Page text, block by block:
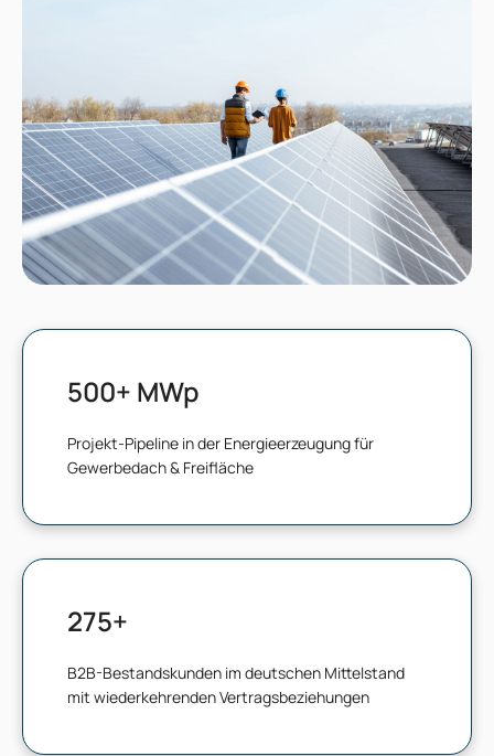
500+ MWp
Projekt-Pipeline in der Energieerzeugung für
Gewerbedach & Freifläche
275+
B2B-Bestandskunden im deutschen Mittelstand
mit wiederkehrenden Vertragsbeziehungen